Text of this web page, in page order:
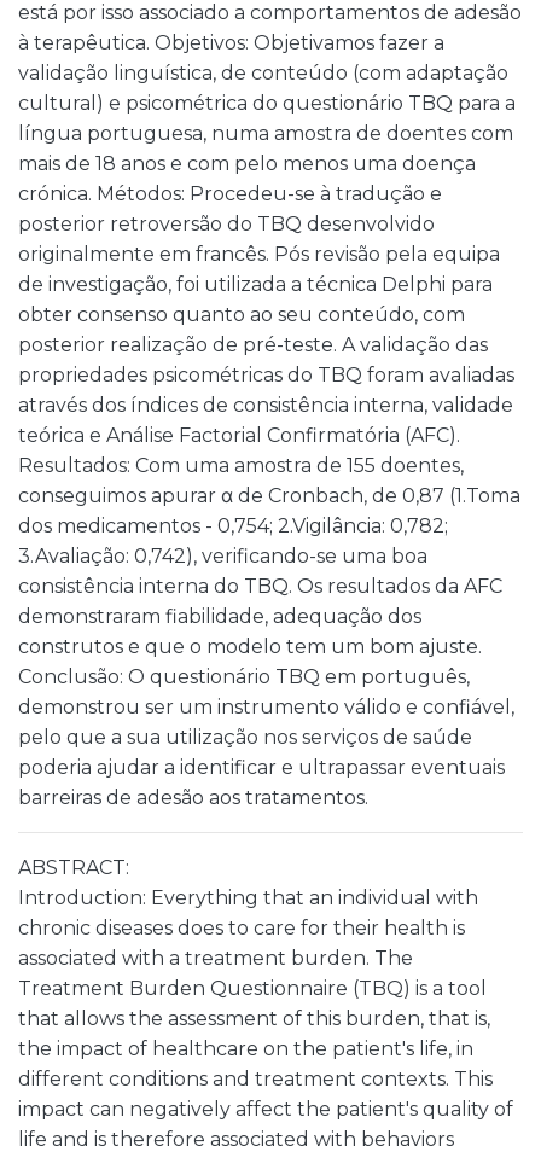
está por isso associado a comportamentos de adesão
à terapêutica. Objetivos: Objetivamos fazer a
validação linguística, de conteúdo (com adaptação
cultural) e psicométrica do questionário TBQ para a
língua portuguesa, numa amostra de doentes com
mais de 18 anos e com pelo menos uma doença
crónica. Métodos: Procedeu-se à tradução e
posterior retroversão do TBQ desenvolvido
originalmente em francês. Pós revisão pela equipa
de investigação, foi utilizada a técnica Delphi para
obter consenso quanto ao seu conteúdo, com
posterior realização de pré-teste. A validação das
propriedades psicométricas do TBQ foram avaliadas
através dos índices de consistência interna, validade
teórica e Análise Factorial Confirmatória (AFC).
Resultados: Com uma amostra de 155 doentes,
conseguimos apurar α de Cronbach, de 0,87 (1.Toma
dos medicamentos - 0,754; 2.Vigilância: 0,782;
3.Avaliação: 0,742), verificando-se uma boa
consistência interna do TBQ. Os resultados da AFC
demonstraram fiabilidade, adequação dos
construtos e que o modelo tem um bom ajuste.
Conclusão: O questionário TBQ em português,
demonstrou ser um instrumento válido e confiável,
pelo que a sua utilização nos serviços de saúde
poderia ajudar a identificar e ultrapassar eventuais
barreiras de adesão aos tratamentos.
ABSTRACT:
Introduction: Everything that an individual with
chronic diseases does to care for their health is
associated with a treatment burden. The
Treatment Burden Questionnaire (TBQ) is a tool
that allows the assessment of this burden, that is,
the impact of healthcare on the patient's life, in
different conditions and treatment contexts. This
impact can negatively affect the patient's quality of
life and is therefore associated with behaviors